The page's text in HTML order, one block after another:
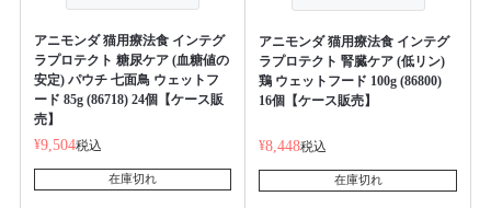
アニモンダ 猫用療法食 インテグ
ラプロテクト 糖尿ケア (血糖値の
安定) パウチ 七面鳥 ウェットフ
ード 85g (86718) 24個【ケース販
売】
¥9,504税込
在庫切れ
アニモンダ 猫用療法食 インテグ
ラプロテクト 腎臓ケア (低リン)
鶏 ウェットフード 100g (86800)
16個【ケース販売】
¥8,448税込
在庫切れ